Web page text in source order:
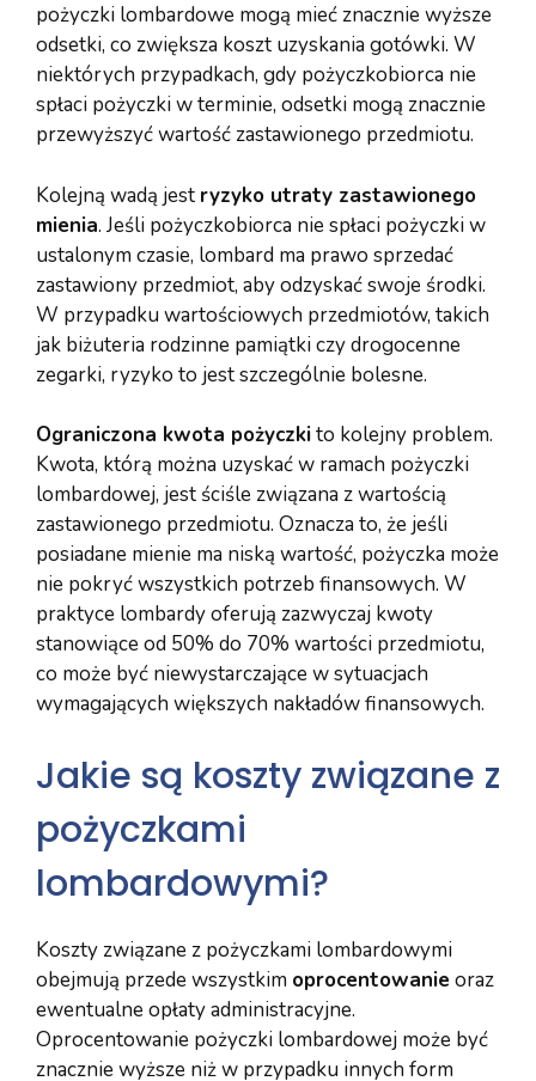
pożyczki lombardowe mogą mieć znacznie wyższe
odsetki, co zwiększa koszt uzyskania gotówki. W
niektórych przypadkach, gdy pożyczkobiorca nie
spłaci pożyczki w terminie, odsetki mogą znacznie
przewyższyć wartość zastawionego przedmiotu.
Kolejną wadą jest ryzyko utraty zastawionego
mienia. Jeśli pożyczkobiorca nie spłaci pożyczki w
ustalonym czasie, lombard ma prawo sprzedać
zastawiony przedmiot, aby odzyskać swoje środki.
W przypadku wartościowych przedmiotów, takich
jak biżuteria rodzinne pamiątki czy drogocenne
zegarki, ryzyko to jest szczególnie bolesne.
Ograniczona kwota pożyczkito kolejny problem.
Kwota, którą można uzyskać w ramach pożyczki
lombardowej, jest ściśle związana z wartością
zastawionego przedmiotu. Oznacza to, że jeśli
posiadane mienie ma niską wartość, pożyczka może
nie pokryć wszystkich potrzeb finansowych. W
praktyce lombardy oferują zazwyczaj kwoty
stanowiące od 50% do 70% wartości przedmiotu,
co może być niewystarczające w sytuacjach
wymagających większych nakładów finansowych.
Jakie są koszty związane z
pożyczkami
lombardowymi?
Koszty związane z pożyczkami lombardowymi
obejmują przede wszystkim oprocentowanie oraz
ewentualne opłaty administracyjne.
Oprocentowanie pożyczki lombardowej może być
znacznie wyższe niż w przypadku innych form